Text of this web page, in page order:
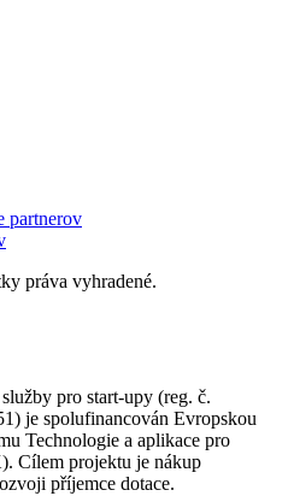
partnerov
práva vyhradené.
pro start-upy (reg. č.
je spolufinancován Evropskou
Technologie a aplikace pro
Cílem projektu je nákup
příjemce dotace.